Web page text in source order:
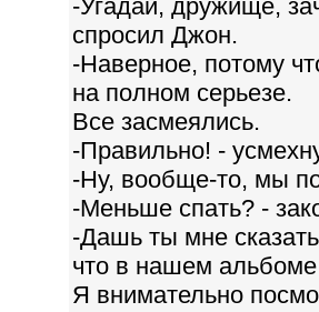
-Угадай, дружище,
спросил Джон.
-Наверное, потому
на полном серьезе.
Все засмеялись.
-Правильно! -
-Ну, вообще-то, мы
-Меньше спать? -
-Дашь ты мне
что в нашем альбоме
Я внимательно